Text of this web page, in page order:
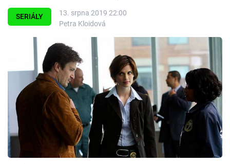
Témata
Filmy
Seriály
Hry
Cool Esport
Pořady
SERIÁLY
13. srpna 2019 22:00
Petra Kloidová